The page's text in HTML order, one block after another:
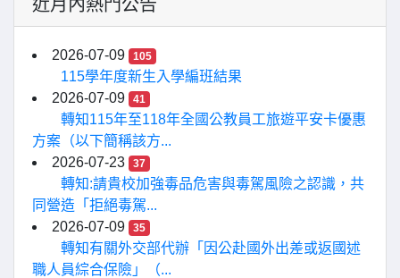
近月內熱門公告
2026-07-09 105
115學年度新生入學編班結果
2026-07-09
41
轉知115年至118年全國公教員工旅遊平安卡優惠
方案（以下簡稱該方...
2026-07-23
37
轉知:請貴校加強毒品危害與毒駕風險之認識，共
同營造「拒絕毒駕...
2026-07-09
35
轉知有關外交部代辦「因公赴國外出差或返國述
職人員綜合保險」（...